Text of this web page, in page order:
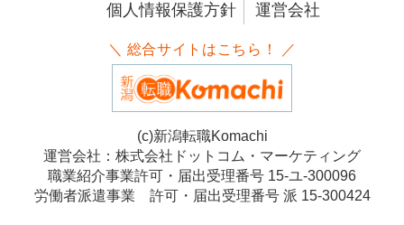
個人情報保護方針
運営会社
＼ 総合サイトはこちら！ ／
(c)新潟転職Komachi
運営会社：株式会社ドットコム・マーケティング
職業紹介事業許可・届出受理番号 15-ユ-300096
労働者派遣事業 許可・届出受理番号 派 15-300424